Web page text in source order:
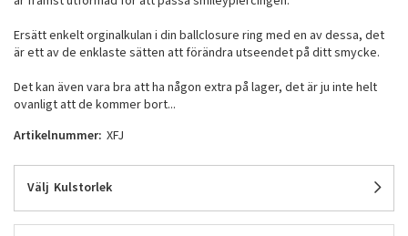
Ersätt enkelt orginalkulan i din ballclosure ring med en av dessa, det
är ett av de enklaste sätten att förändra utseendet på ditt smycke.
Det kan även vara bra att ha någon extra på lager, det är ju inte helt
ovanligt att de kommer bort...
Artikelnummer: XFJ
Välj Kulstorlek